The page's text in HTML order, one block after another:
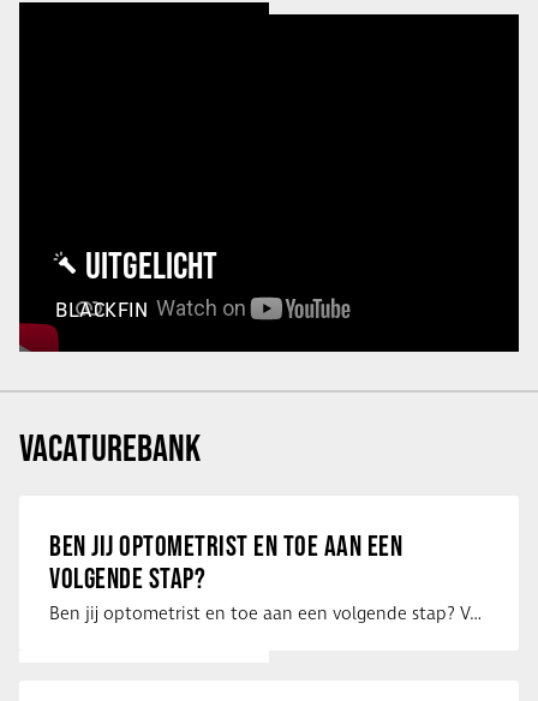
UITGELICHT
BLACKFIN
VACATUREBANK
BEN JIJ OPTOMETRIST EN TOE AAN EEN
VOLGENDE STAP?
Ben jij optometrist en toe aan een volgende stap? Voor een optiekketen is Eye …